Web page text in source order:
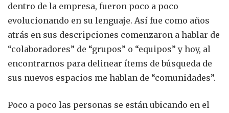
dentro de la empresa, fueron poco a poco
evolucionando en su lenguaje. Así fue como años
atrás en sus descripciones comenzaron a hablar de
“colaboradores” de “grupos” o “equipos” y hoy, al
encontrarnos para delinear ítems de búsqueda de
sus nuevos espacios me hablan de “comunidades”.
Poco a poco las personas se están ubicando en el